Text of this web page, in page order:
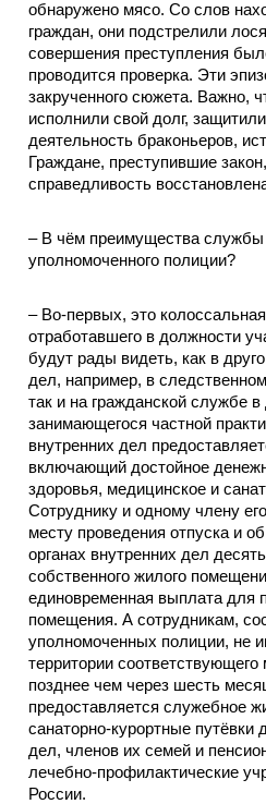
обнаружено мясо. Со слов
граждан, они подстрелили
совершения преступления
проводится проверка. Эти
закрученного сюжета. Важно,
исполнили свой долг,
деятельность браконьеров,
Граждане, преступившие
справедливость
– В чём преимущества службы
уполномоченного полиции?
– Во-первых, это
отработавшего в должности
будут рады видеть, как в
дел, например, в
так и на гражданской службе
занимающегося частной
внутренних дел
включающий достойное
здоровья, медицинское и
Сотруднику и одному члену
месту проведения отпуска и
органах внутренних дел
собственного жилого
единовременная выплата для
помещения. А сотрудникам,
уполномоченных полиции, не
территории
позднее чем через шесть
предоставляется служебное
санаторно-курортные путёвки
дел, членов их семей и
лечебно-профилактические
России.